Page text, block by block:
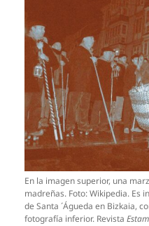
En la imagen superior, una
madreñas. Foto: Wikipedia. Es
de Santa ´Águeda en Bizkaia,
fotografía inferior. Revista